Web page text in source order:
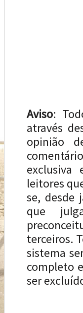
Aviso:
através
opinião
exclusiva
leitores
se, desde
que
terceiros.
sistema
completo
ser